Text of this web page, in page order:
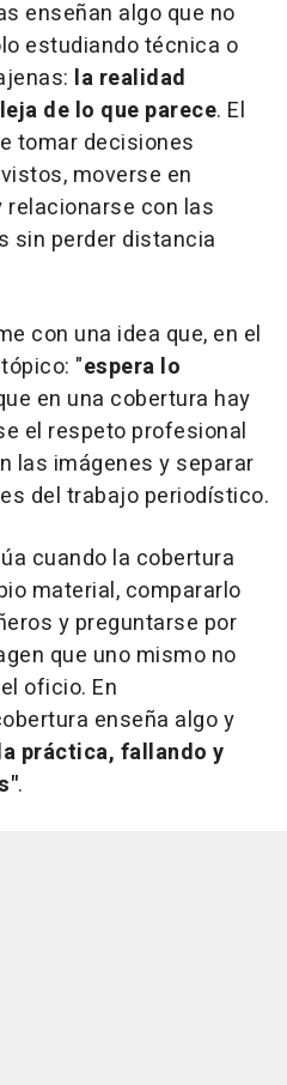
enseñan algo que no
estudiando técnica o
la realidad
de lo que parece. El
tomar decisiones
moverse en
con las
sin perder distancia
con una idea que, en el
"espera lo
en una cobertura hay
el respeto profesional
las imágenes y separar
del trabajo periodístico.
cuando la cobertura
material, compararlo
y preguntarse por
que uno mismo no
oficio. En
enseña algo y
práctica, fallando y
.